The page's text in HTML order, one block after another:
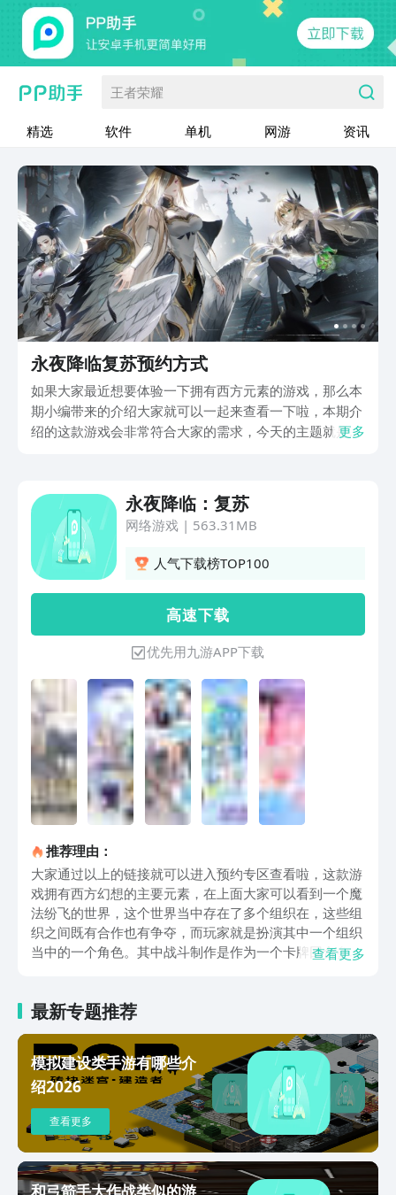
王者荣耀
精选 软件 单机 网游 资讯
永夜降临复苏预约方式
如果大家最近想要体验一下拥有西方元素的游戏，那么本
期小编带来的介绍大家就可以一起来查看一下啦，本期介
绍的这款游戏会非常符合大家的需求，今天的主题就是永
更多
永夜降临：复苏
网络游戏| 563.31MB
人气下载榜TOP100
高 速 下 载
优先用九游APP下载
推荐理由：
大家通过以上的链接就可以进入预约专区查看啦，这款游
戏拥有西方幻想的主要元素，在上面大家可以看到一个魔
法纷飞的世界，这个世界当中存在了多个组织在，这些组
织之间既有合作也有争夺，而玩家就是扮演其中一个组织
当中的一个角色。其中战斗制作是作为一个卡牌回合参与
一个全新的牵引力系统，通过这个系统大家是有办法通过
上面走位来避开敌人的，所以在玩法上面也是有全新驱蚊
灯。当然有着宏大世界地图的游戏在玩法上面制作非常
多，大家在上面不仅可以参与地图角落的副本，还可以在
地图当中触发隐藏的任务，如果是喜欢轻松游戏的玩家在
战斗过程直接可以选择自动炸的耨，不需要手动操作角色
一步一步胜利哦。以上就是永夜降临复苏预约方式的相关
介绍啦，如果大家喜欢此类带有开放世界以及西式审美结
合的游戏，现在大家就可以预约起来，后期上线之后第一
时间进入游戏体验哦。
查看更多
最新专题推荐
模拟建设类手游有哪些介
绍2026
查看更多
和弓箭手大作战类似的游